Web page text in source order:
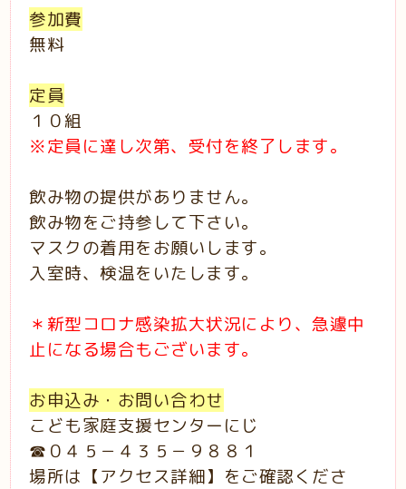
参加費
無料
定員
１０組
※定員に達し次第、受付を終了します。
飲み物の提供がありません。
飲み物をご持参して下さい。
マスクの着用をお願いします。
入室時、検温をいたします。
＊新型コロナ感染拡大状況により、急遽中
止になる場合もございます。
お申込み・お問い合わせ
こども家庭支援センターにじ
☎０４５－４３５－９８８１
場所は【アクセス詳細】をご確認くださ